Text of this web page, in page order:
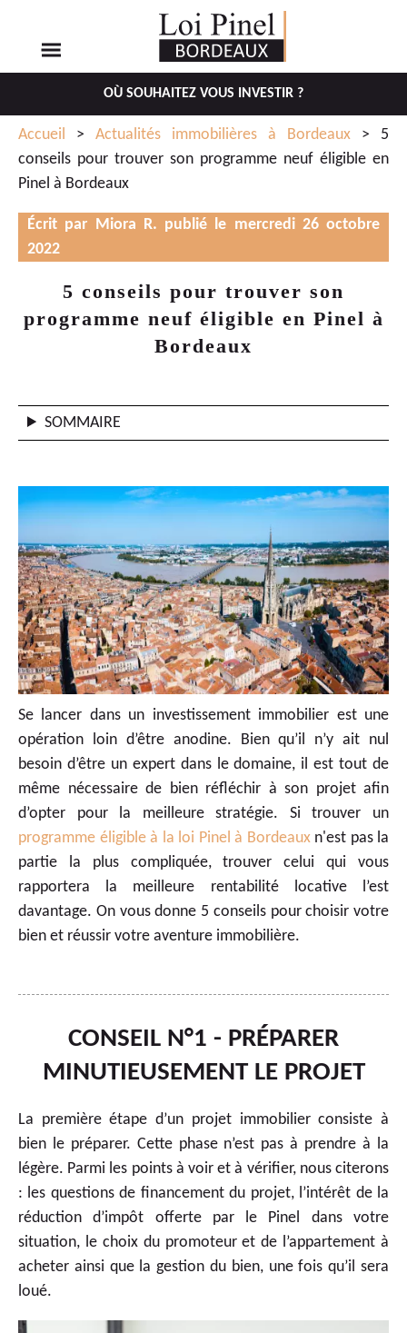
Aller
Aller
contenu
OÙ SOUHAITEZ VOUS INVESTIR ?
Accueil > Actualités immobilières à Bordeaux > 5
conseils pour trouver son programme neuf éligible en
Pinel à Bordeaux
Écrit par Miora R. publié le mercredi 26 octobre
2022
5 conseils pour trouver son
programme neuf éligible en Pinel à
Bordeaux
SOMMAIRE
Se lancer dans un investissement immobilier est une
opération loin d’être anodine. Bien qu’il n’y ait nul
besoin d’être un expert dans le domaine, il est tout de
même nécessaire de bien réfléchir à son projet afin
d’opter pour la meilleure stratégie. Si trouver un
programme éligible à la loi Pinel à Bordeauxn'est pas la
partie la plus compliquée, trouver celui qui vous
rapportera la meilleure rentabilité locative l’est
davantage. On vous donne 5 conseils pour choisir votre
bien et réussir votre aventure immobilière.
CONSEIL N°1 - PRÉPARER
MINUTIEUSEMENT LE PROJET
La première étape d’un projet immobilier consiste à
bien le préparer. Cette phase n’est pas à prendre à la
légère. Parmi les points à voir et à vérifier, nous citerons
: les questions de financement du projet, l’intérêt de la
réduction d’impôt offerte par le Pinel dans votre
situation, le choix du promoteur et de l’appartement à
acheter ainsi que la gestion du bien, une fois qu’il sera
loué.